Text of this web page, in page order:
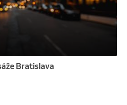
Bratislava